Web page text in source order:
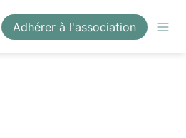
Adhérer à l'association